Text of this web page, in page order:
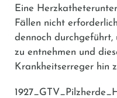
Eine
Fällen nicht
dennoch durchgeführt,
zu entnehmen und
Krankheitserreger hin